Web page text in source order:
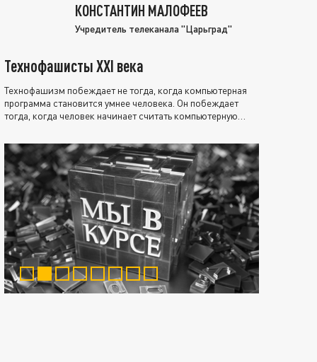
КОНСТАНТИН МАЛОФЕЕВ
Учредитель телеканала "Царьград"
Технофашисты XXI века
Технофашизм побеждает не тогда, когда компьютерная
программа становится умнее человека. Он побеждает
тогда, когда человек начинает считать компьютерную